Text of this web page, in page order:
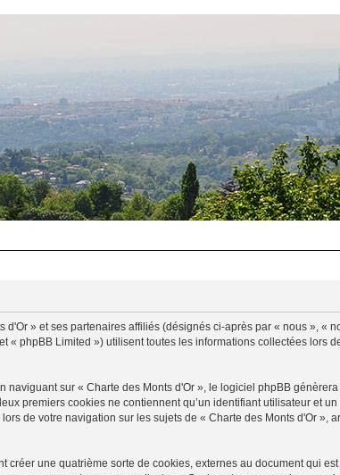
» et ses partenaires affiliés (désignés ci-après par « nous », «
« phpBB Limited ») utilisent toutes les informations collectées lors
sur « Charte des Monts d'Or », le logiciel phpBB
premiers cookies ne contiennent qu’un identifiant utilisateur et
de votre navigation sur les sujets de « Charte des Monts d'Or »,
créer une quatrième sorte de cookies, externes au document qui